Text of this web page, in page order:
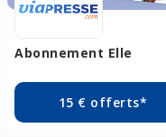
Abonnement Elle
15 € offerts*